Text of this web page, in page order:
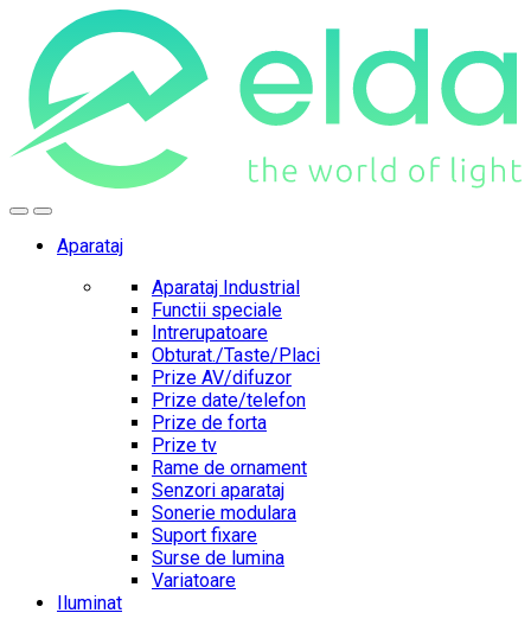
navigation
content
Aparataj
Aparataj Industrial
Functii speciale
Intrerupatoare
Obturat./Taste/Placi
Prize AV/difuzor
Prize date/telefon
Prize de forta
Prize tv
Rame de ornament
Senzori aparataj
Sonerie modulara
Suport fixare
Surse de lumina
Variatoare
Iluminat